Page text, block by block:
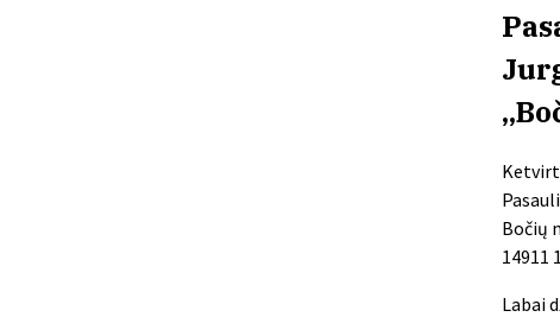
„
Bočių
14911
Labai